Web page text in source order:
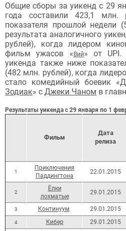
Общие сборы за уикенд с 29
года составили 423,1
показателя прошлой недели
результата аналогичного
рублей), когда лидером
фильм ужасов « Вий» от UPI.
уикенда также ниже
(482 млн. рублей), когда
стало комедийный боевик «
Зодиак» с Джеки Чаном в
Результаты уикенда с 29 января по 1
Фильм
Дата
релиза
1
Приключения
Паддингтона
22.01.2015
2
Ёлки
лохматые
29.01.2015
3 Континуум 29.01.2015
4 Кибер 29.01.2015